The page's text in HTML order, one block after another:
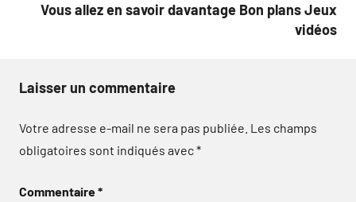
Vous allez en savoir davantage Bon plans Jeux
vidéos
Laisser un commentaire
Votre adresse e-mail ne sera pas publiée. Les champs
obligatoires sont indiqués avec*
Commentaire*